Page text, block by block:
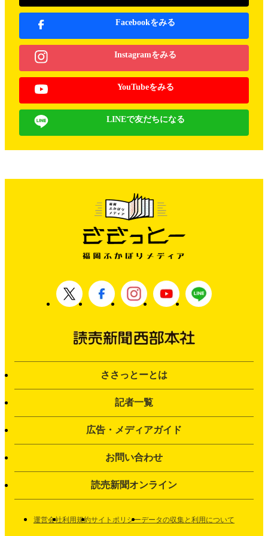
Facebookをみる
Instagramをみる
YouTubeをみる
LINEで友だちになる
ささっとーとは
記者一覧
広告・メディアガイド
お問い合わせ
読売新聞オンライン
運営会社利用規約サイトポリシーデータの収集と利用について